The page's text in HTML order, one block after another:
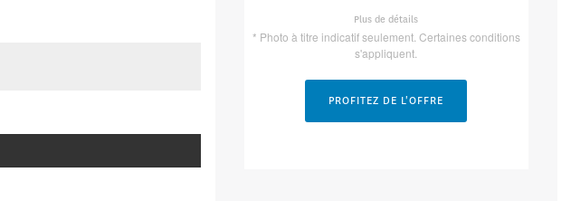
Plus de détails
* Photo à titre indicatif seulement. Certaines conditions
s'appliquent.
PROFITEZ DE L'OFFRE